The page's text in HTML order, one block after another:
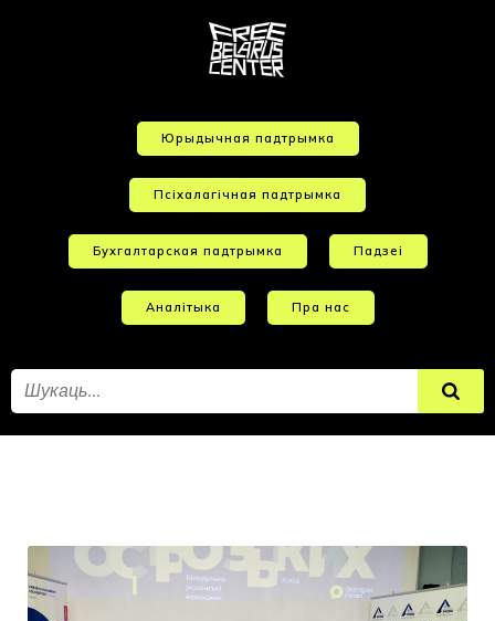
Юрыдычная падтрымка
Псіхалагічная падтрымка
Бухгалтарская падтрымка Падзеі
Аналітыка Пра нас